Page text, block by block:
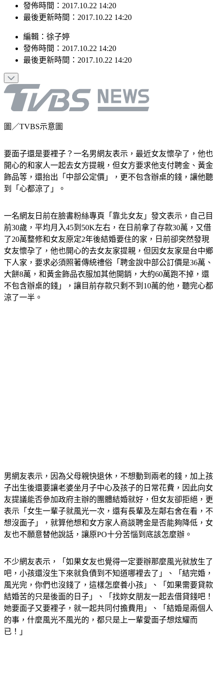
發佈時間：2017.10.22 14:20
最後更新時間：2017.10.22 14:20
編輯 ： 徐子婷
發佈時間： 2017.10.22 14:20
最後更新時間： 2017.10.22 14:20
圖／TVBS示意圖
要面子還是要裡子？一名男網友表示，最近女友懷孕了，他也
開心的和家人一起去女方提親，但女方要求他支付聘金、黃金
飾品等，還抬出「中部公定價」，更不包含辦桌的錢，讓他聽
到「心都涼了」。
一名網友日前在臉書粉絲專頁「靠北女友」發文表示，自己目
前30歲，平均月入45到50K左右，在日前拿了存款30萬，又借
了20萬整修和女友原定2年後結婚要住的家，日前卻突然發現
女友懷孕了，他也開心的去女友家提親，但因女友家是台中鄉
下人家，要求必須照著傳統禮俗「聘金說中部公訂價是36萬、
大餅8萬，和黃金飾品衣服加其他開銷，大約60萬跑不掉，還
不包含辦桌的錢」，讓目前存款只剩不到10萬的他，聽完心都
涼了一半。
男網友表示，因為父母親快退休，不想動到兩老的錢，加上孩
子出生後還要讓老婆坐月子中心及孩子的日常花費，因此向女
友提議能否參加政府主辦的團體結婚就好，但女友卻拒絕，更
表示「女生一輩子就風光一次，還有長輩及左鄰右舍在看，不
想沒面子」，就算他想和女方家人商談聘金是否能夠降低，女
友也不願意替他說話，讓原PO十分苦惱到底該怎麼辦。
不少網友表示，「如果女友也覺得一定要辦那麼風光就放生了
吧，小孩還沒生下來就負債到不知道哪裡去了」、「結完婚，
風光完，你們也沒錢了，這樣怎麼養小孩」、「如果需要貸款
結婚苦的只是後面的日子」、「找妳女朋友一起去借貸錢吧！
她要面子又要裡子，就一起共同付擔費用」、「結婚是兩個人
的事，什麼風光不風光的，都只是上一輩愛面子想炫耀而
已！」